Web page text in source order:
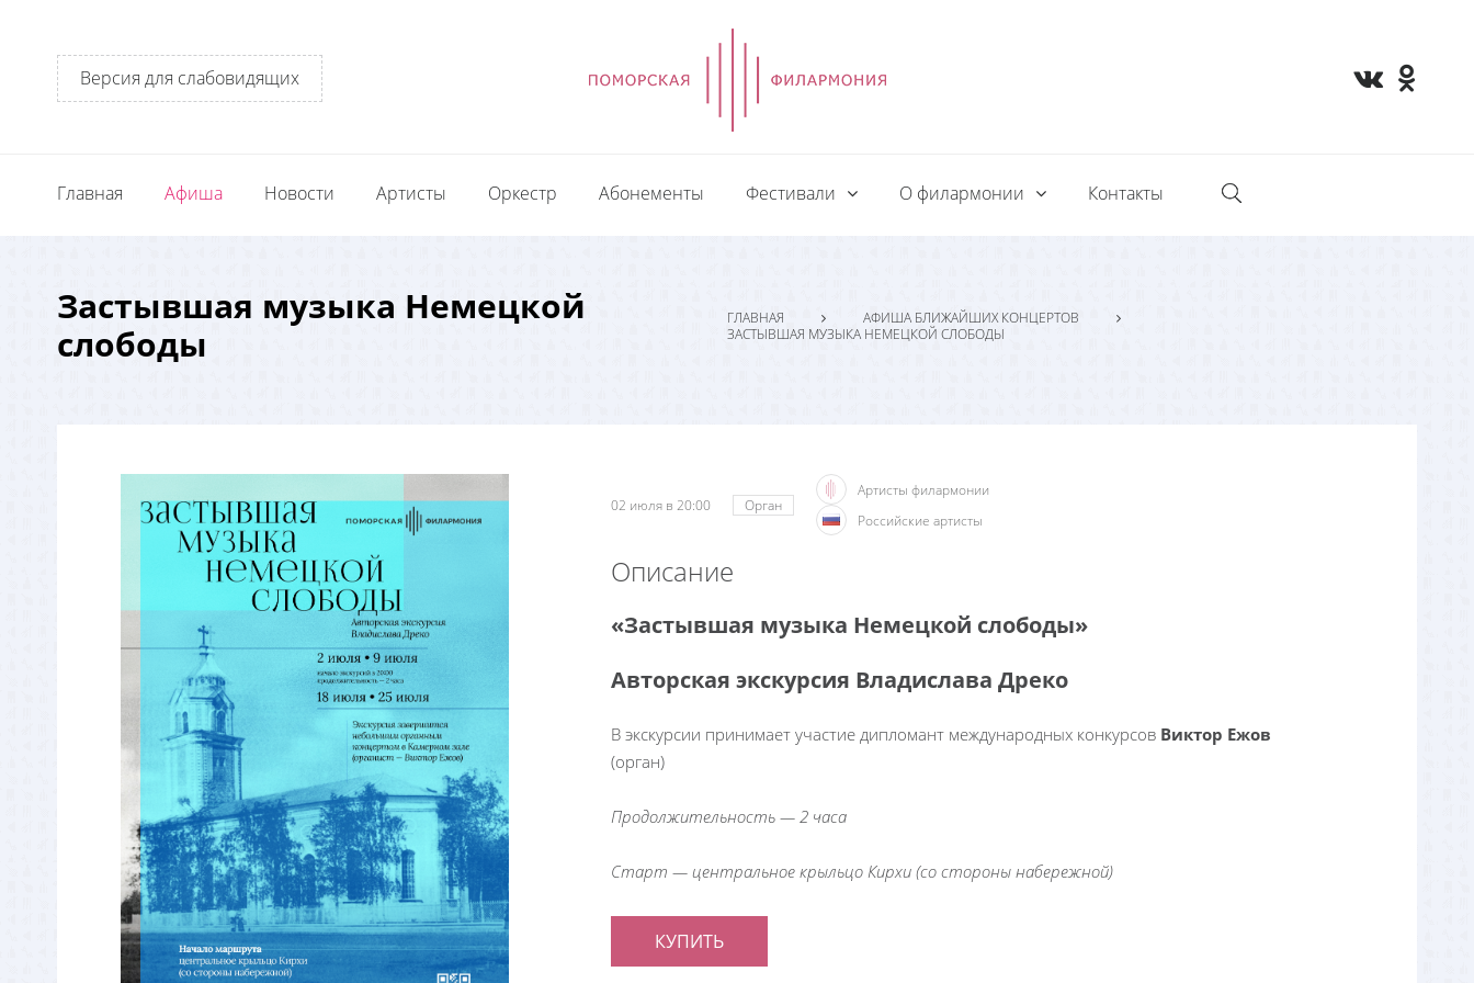
Версия для слабовидящих
Главная Афиша Новости Артисты Оркестр Абонементы Фестивали О филармонии Контакты
Застывшая музыка Немецкой
слободы
ГЛАВНАЯ
АФИША БЛИЖАЙШИХ КОНЦЕРТОВ
ЗАСТЫВШАЯ МУЗЫКА НЕМЕЦКОЙ СЛОБОДЫ
02 июля в 20:00 Орган
Артисты филармонии
Российские артисты
Описание
«Застывшая музыка Немецкой слободы»
Авторская экскурсия Владислава Дреко
В экскурсии принимает участие дипломант международных конкурсов Виктор Ежов
(орган)
Продолжительность — 2 часа
Старт — центральное крыльцо Кирхи (со стороны набережной)
КУПИТЬ